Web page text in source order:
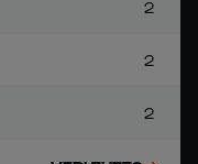
2
2
2